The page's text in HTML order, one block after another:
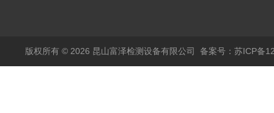
版权所有 © 2026 昆山富泽检测设备有限公司 备案号：苏ICP备